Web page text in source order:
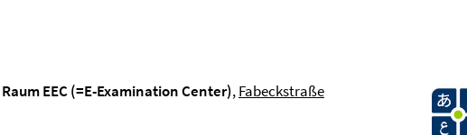
Raum EEC (=E-Examination Center),Fabeckstraße